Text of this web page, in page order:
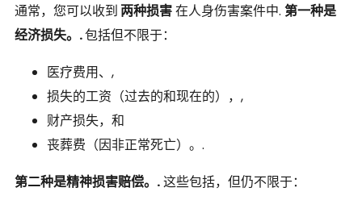
通常，您可以收到 两种损害在人身伤害案件中. 第一种是
经济损失。.包括但不限于：
医疗费用、,
损失的工资（过去的和现在的），,
财产损失，和
丧葬费（因非正常死亡）。.
第二种是精神损害赔偿。.这些包括，但仍不限于：